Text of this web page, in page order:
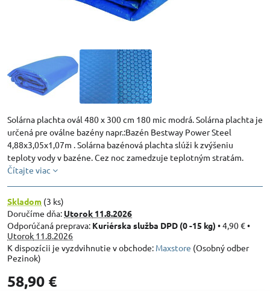
Solárna plachta ovál 480 x 300 cm 180 mic modrá. Solárna plachta je
určená pre oválne bazény napr.:Bazén Bestway Power Steel
4,88x3,05x1,07m . Solárna bazénová plachta slúži k zvýšeniu
teploty vody v bazéne. Cez noc zamedzuje teplotným stratám.
Čítajte viac
Skladom (3 ks)
Doručíme dňa: Utorok 11.8.2026
Kuriérska služba DPD (0 -15 kg) •4,90 €•
Utorok 11.8.2026
Maxstore (Osobný odber
Pezinok)
58,90 €